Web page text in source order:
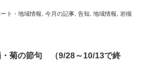
ト・地域情報 今月の記事 告知 地域情報 岩槻
・菊の節句 （9/28～10/13で終